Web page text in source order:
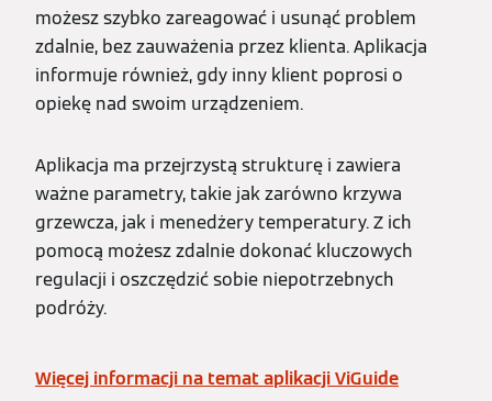
możesz szybko zareagować i usunąć problem
zdalnie, bez zauważenia przez klienta. Aplikacja
informuje również, gdy inny klient poprosi o
opiekę nad swoim urządzeniem.
Aplikacja ma przejrzystą strukturę i zawiera
ważne parametry, takie jak zarówno krzywa
grzewcza, jak i menedżery temperatury. Z ich
pomocą możesz zdalnie dokonać kluczowych
regulacji i oszczędzić sobie niepotrzebnych
podróży.
Więcej informacji na temat aplikacji ViGuide